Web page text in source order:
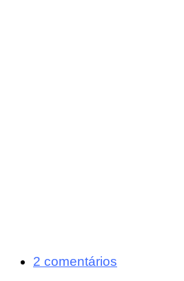
2 comentários